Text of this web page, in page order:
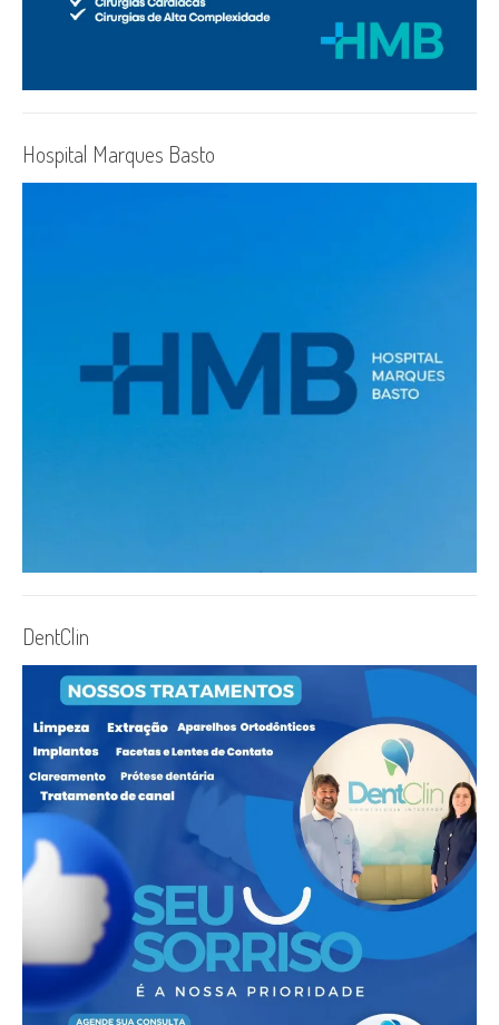
Hospital Marques Basto
DentClin